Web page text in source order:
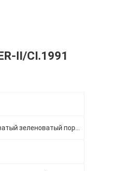
II/CI.1991